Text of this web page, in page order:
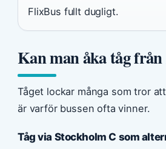
FlixBus fullt dugligt.
Kan man åka tåg
Tåget lockar många som tror
är varför bussen ofta vinner.
Tåg via Stockholm C som